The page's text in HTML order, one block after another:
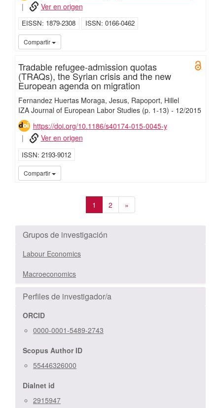
Ver en origen
EISSN 1879-2308 ISSN 0166-0462
Compartir
Tradable refugee-admission quotas
(TRAQs), the Syrian crisis and the new
European agenda on migration
Fernandez Huertas Moraga, Jesus Rapoport, Hillel
IZA Journal of European Labor Studies (p. 1-13) - 12/2015
https://doi.org/10.1186/s40174-015-0045-y
Ver en origen
ISSN 2193-9012
Compartir
1 2 »
Grupos de investigación
Labour Economics
Macroeconomics
Perfiles de investigador/a
ORCID
0000-0001-5489-2743
Scopus Author ID
55446326000
Dialnet id
2915947